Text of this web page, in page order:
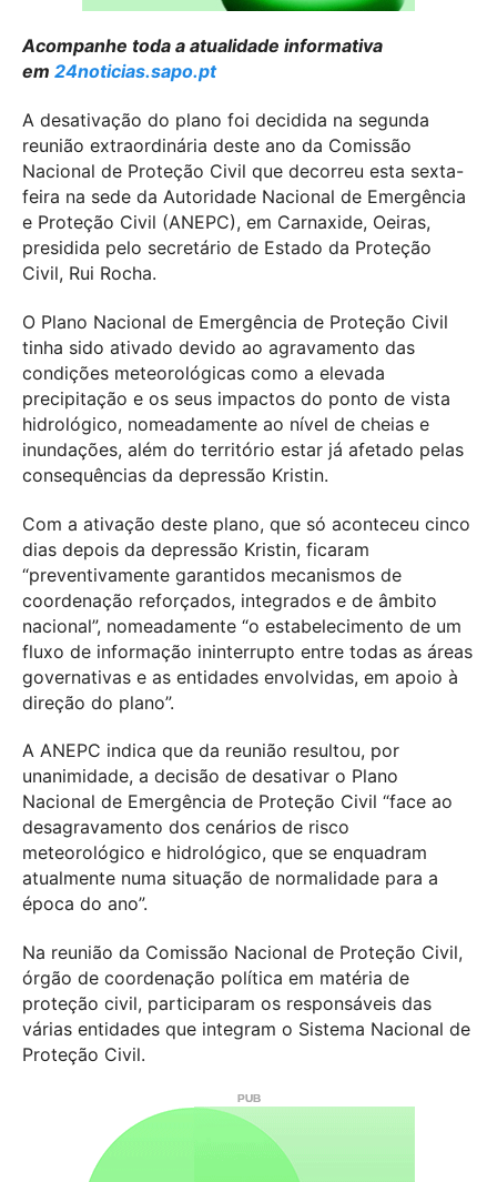
Acompanhe toda a atualidade informativa
em 24noticias.sapo.pt
A desativação do plano foi decidida na segunda
reunião extraordinária deste ano da Comissão
Nacional de Proteção Civil que decorreu esta sexta-
feira na sede da Autoridade Nacional de Emergência
e Proteção Civil (ANEPC), em Carnaxide, Oeiras,
presidida pelo secretário de Estado da Proteção
Civil, Rui Rocha.
O Plano Nacional de Emergência de Proteção Civil
tinha sido ativado devido ao agravamento das
condições meteorológicas como a elevada
precipitação e os seus impactos do ponto de vista
hidrológico, nomeadamente ao nível de cheias e
inundações, além do território estar já afetado pelas
consequências da depressão Kristin.
Com a ativação deste plano, que só aconteceu cinco
dias depois da depressão Kristin, ficaram
“preventivamente garantidos mecanismos de
coordenação reforçados, integrados e de âmbito
nacional”, nomeadamente “o estabelecimento de um
fluxo de informação ininterrupto entre todas as áreas
governativas e as entidades envolvidas, em apoio à
direção do plano”.
A ANEPC indica que da reunião resultou, por
unanimidade, a decisão de desativar o Plano
Nacional de Emergência de Proteção Civil “face ao
desagravamento dos cenários de risco
meteorológico e hidrológico, que se enquadram
atualmente numa situação de normalidade para a
época do ano”.
Na reunião da Comissão Nacional de Proteção Civil,
órgão de coordenação política em matéria de
proteção civil, participaram os responsáveis das
várias entidades que integram o Sistema Nacional de
Proteção Civil.